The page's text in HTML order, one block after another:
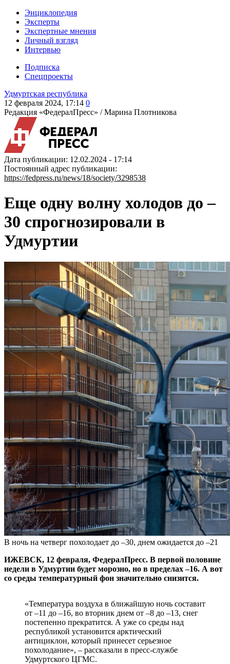
Энциклопедия
Эксперты
Экспертные мнения
Личный взгляд
Интервью
Подписка
Спецпроекты
Удмуртская республика
12 февраля 2024, 17:14 0
Редакция «ФедералПресс» /Марина Плотникова
Дата публикации: 12.02.2024 - 17:14
Постоянный адрес публикации:
https://fedpress.ru/news/18/society/3298538
Еще одну волну холодов до –
30 спрогнозировали в
Удмуртии
В ночь на четверг похолодает до –30, днем ожидается до –21
ИЖЕВСК, 12 февраля, ФедералПресс. В первой половине
недели в Удмуртии будет морозно, но в пределах –16. А вот
со среды температурный фон значительно снизится.
«Температура воздуха в ближайшую ночь составит
от –11 до –16, во вторник днем от –8 до –13, снег
постепенно прекратится. А уже со среды над
республикой установится арктический
антициклон, который принесет серьезное
похолодание», – рассказали в пресс-службе
Удмуртского ЦГМС.